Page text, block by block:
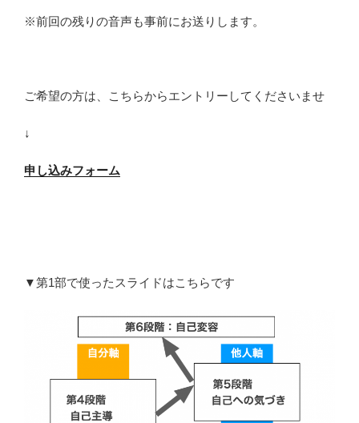
※前回の残りの音声も事前にお送りします。
ご希望の方は、こちらからエントリーしてくださいませ
↓
申し込みフォーム
▼第1部で使ったスライドはこちらです